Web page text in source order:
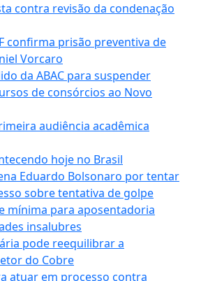
contra revisão da condenação
confirma prisão preventiva de
Vorcaro
da ABAC para suspender
de consórcios ao Novo
audiência acadêmica
hoje no Brasil
Eduardo Bolsonaro por tentar
sobre tentativa de golpe
mínima para aposentadoria
insalubres
pode reequilibrar a
do Cobre
atuar em processo contra